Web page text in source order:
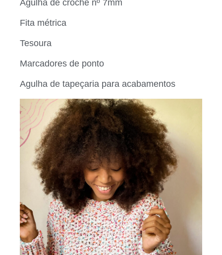
Agulha de crochê nº 7mm
Fita métrica
Tesoura
Marcadores de ponto
Agulha de tapeçaria para acabamentos